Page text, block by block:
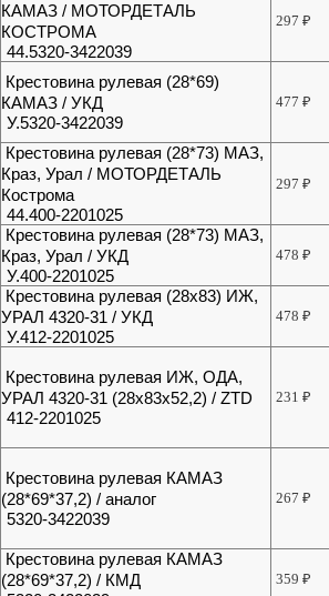
КАМАЗ / МОТОРДЕТАЛЬ
КОСТРОМА
44.5320-3422039
297₽
Крестовина рулевая (28*69)
КАМАЗ / УКД
У.5320-3422039
477₽
Крестовина рулевая (28*73) МАЗ,
Краз, Урал / МОТОРДЕТАЛЬ
Кострома
44.400-2201025
297₽
Крестовина рулевая (28*73) МАЗ,
Краз, Урал / УКД
У.400-2201025
478₽
Крестовина рулевая (28х83) ИЖ,
УРАЛ 4320-31 / УКД
У.412-2201025
478₽
Крестовина рулевая ИЖ, ОДА,
УРАЛ 4320-31 (28х83х52,2) / ZTD
412-2201025
231₽
Крестовина рулевая КАМАЗ
(28*69*37,2) / аналог
5320-3422039
267₽
Крестовина рулевая КАМАЗ
(28*69*37,2) / КМД
359₽